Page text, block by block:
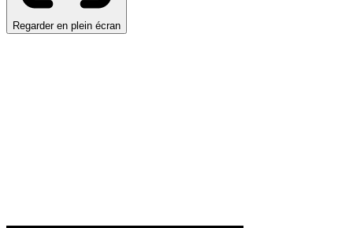
Regarder en plein écran